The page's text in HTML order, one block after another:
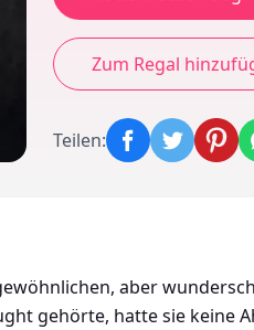
Zum Regal
Teilen:
aber
gehörte, hatte sie keine